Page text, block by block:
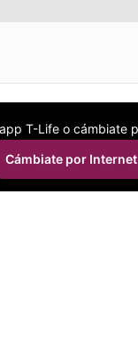
T-Life o cámbiate
Cámbiate por Internet